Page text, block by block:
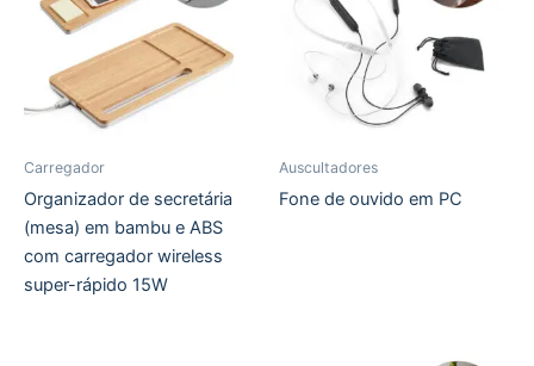
Carregador
Organizador de secretária
(mesa) em bambu e ABS
com carregador wireless
super-rápido 15W
Auscultadores
Fone de ouvido em PC